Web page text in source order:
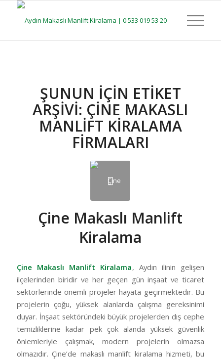
ŞUNUN IÇIN ETIKET
ARŞIVI: ÇINE MAKASLI
MANLIFT KIRALAMA
FIRMALARI
Çine Makaslı Manlift
Kiralama
Çine Makaslı Manlift Kiralama, Aydın ilinin gelişen
ilçelerinden biridir ve her geçen gün inşaat ve ticaret
sektörlerinde önemli projeler hayata geçirmektedir. Bu
projelerin çoğu, yüksek alanlarda çalışma gereksinimi
duyar. İnşaat sektöründeki büyük projelerden dış cephe
temizliklerine kadar pek çok alanda yüksek güvenlik
önlemleriyle çalışmak, modern projelerin olmazsa
olmazıdır. Çine’de makaslı manlift kiralama hizmeti, bu